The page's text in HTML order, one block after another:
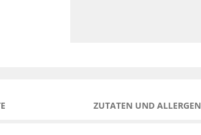
ZUTATEN UND